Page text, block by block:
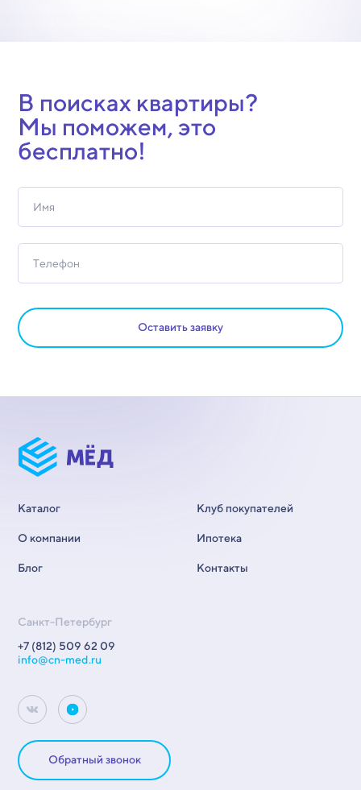
В поисках квартиры?
Мы поможем, это
бесплатно!
Оставить заявку
Каталог
О компании
Блог
Клуб покупателей
Ипотека
Контакты
Санкт-Петербург
+7 (812) 509 62 09
info@cn-med.ru
Обратный звонок